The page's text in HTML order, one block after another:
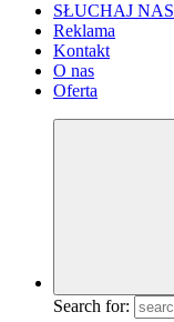
SŁUCHAJ NAS
Reklama
Kontakt
O nas
Oferta
Search for: